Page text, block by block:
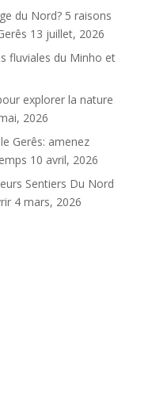
du Nord? 5 raisons
13 juillet, 2026
fluviales du Minho et
explorer la nature
2026
Gerês: amenez
10 avril, 2026
Sentiers Du Nord
4 mars, 2026